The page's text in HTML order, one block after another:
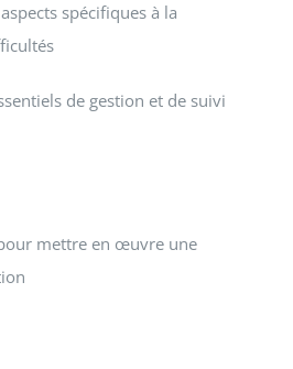
spécifiques à la
de gestion et de suivi
mettre en œuvre une